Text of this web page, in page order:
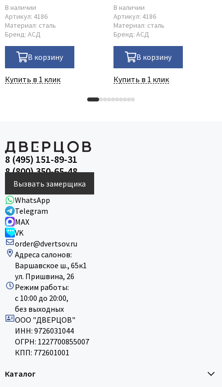
В наличии
Артикул: 4186
Материал: сталь
Бренд: АСД
В корзину
Купить в 1 клик
В наличии
Артикул: 4186
Материал: сталь
Бренд: АСД
В корзину
Купить в 1 клик
8 (495) 151-89-31
8 (800) 350-65-48
Вызвать замерщика
WhatsApp
Telegram
MAX
VK
order@dvertsov.ru
Адреса салонов:
Варшавское ш., 65к1
ул. Пришвина, 26
Режим работы:
с 10:00 до 20:00,
без выходных
ООО "ДВЕРЦОВ"
ИНН: 9726031044
ОГРН: 1227700855007
КПП: 772601001
Каталог